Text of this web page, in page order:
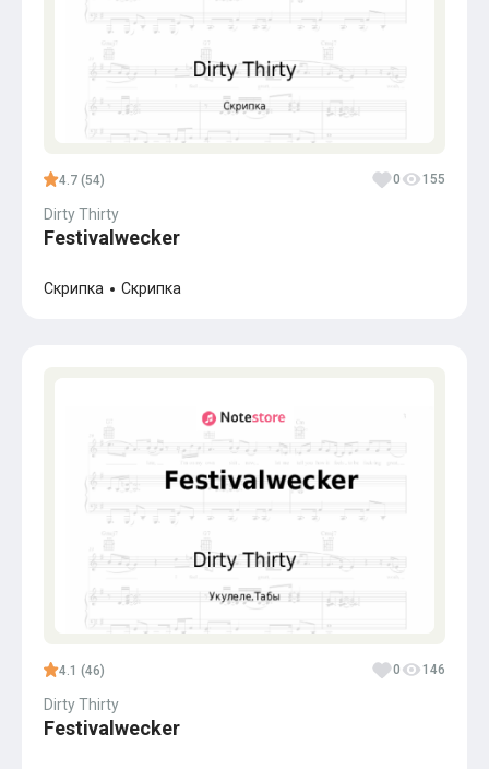
4.7 (54) 0 155
Dirty Thirty
Festivalwecker
Скрипка Скрипка
4.1 (46) 0 146
Dirty Thirty
Festivalwecker